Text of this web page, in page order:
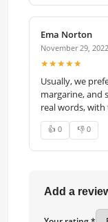
Ema Norton
November 29, 2022
★★★★★
Usually, we
margarine, and
real words,
👍 0 👎 0
Add a